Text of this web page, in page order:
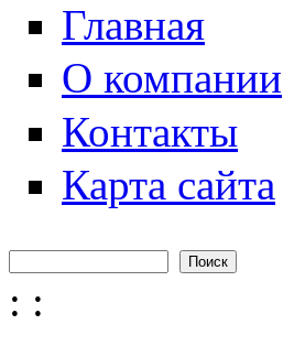
Главная
О компании
Контакты
Карта сайта
Форма поиска
: :